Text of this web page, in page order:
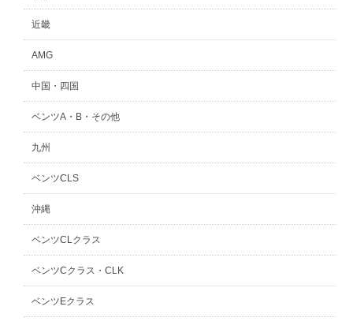
近畿
AMG
中国・四国
ベンツA・B・その他
九州
ベンツCLS
沖縄
ベンツCLクラス
ベンツCクラス・CLK
ベンツEクラス